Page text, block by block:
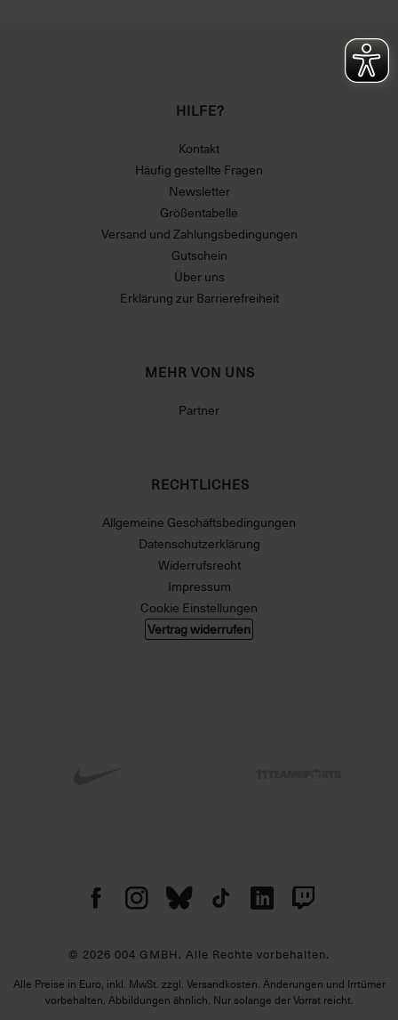
HILFE?
Kontakt
Häufig gestellte Fragen
Newsletter
Größentabelle
Versand und Zahlungsbedingungen
Gutschein
Über uns
Erklärung zur Barrierefreiheit
MEHR VON UNS
Partner
RECHTLICHES
Allgemeine Geschäftsbedingungen
Datenschutzerklärung
Widerrufsrecht
Impressum
Cookie Einstellungen
Vertrag widerrufen
© 2026 004 GMBH. Alle Rechte vorbehalten.
Alle Preise in Euro, inkl. MwSt. zzgl. Versandkosten. Änderungen und Irrtümer
vorbehalten. Abbildungen ähnlich. Nur solange der Vorrat reicht.